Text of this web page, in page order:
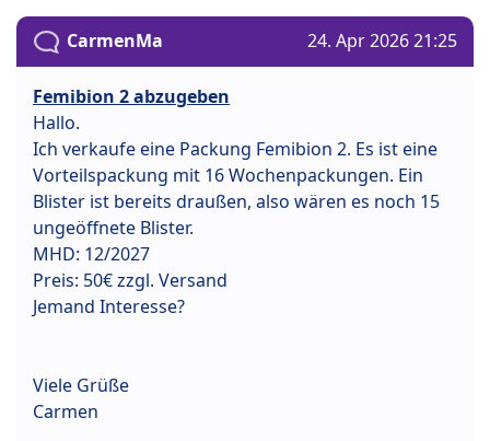
CarmenMa 24. Apr 2026 21:25
Femibion 2 abzugeben
Hallo.
Ich verkaufe eine Packung Femibion 2. Es ist eine
Vorteilspackung mit 16 Wochenpackungen. Ein
Blister ist bereits draußen, also wären es noch 15
ungeöffnete Blister.
MHD: 12/2027
Preis: 50€ zzgl. Versand
Jemand Interesse?
Viele Grüße
Carmen